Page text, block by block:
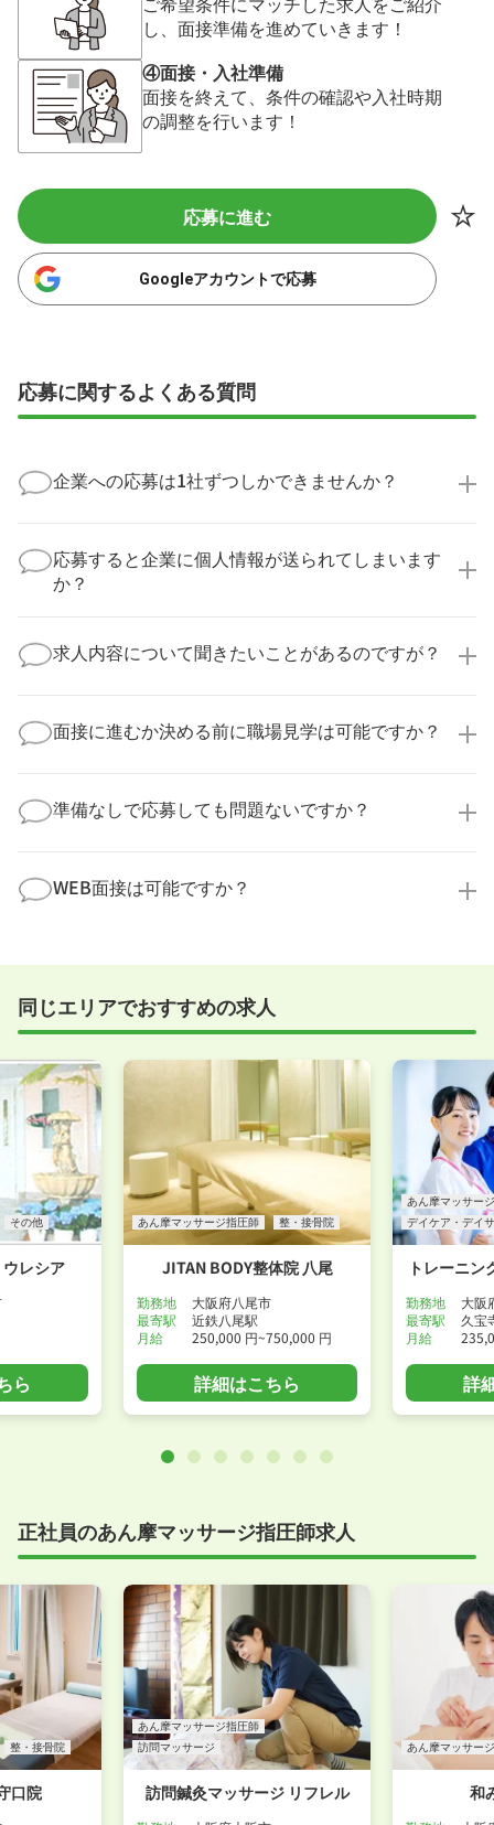
し、面接準備を進めていきます！
④面接・入社準備
面接を終えて、条件の確認や入社時期
の調整を行います！
応募に進む
Googleアカウントで応募
応募に関するよくある質問
企業への応募は1社ずつしかできませんか？
実際に医療キャリアナビを利用して転職に成功した方
の多くは、複数応募して自分に合った職場を選ばれて
います。
応募すると企業に個人情報が送られてしまいます
か？
業様に個人情報が送られることはありません！
より詳細な求人情報をご確認いただいた上で、転職希
求人内容について聞きたいことがあるのですが？
してお答えいたします。
勤務体制や職場の雰囲気、研修制度など、どんな小さ
す！
面接に進むか決める前に職場見学は可能ですか？
積極的に受け入れています。実際の職場環境や働く人
の様子を見ることで、より安心してご判断いただけま
ださい！
準備なしで応募しても問題ないですか？
まで、一からサポートいたします。「転職を考え始め
たばかり」「何から始めればいいか分からない」とい
WEB面接は可能ですか？
すめしていますが、企業様によってはWEB面接を導入
事前に確認することは可能ですので、お気軽にお申し
付けください！
同じエリアでおすすめの求人
その他
レシア
ら
あん摩マッサージ指圧師 整・接骨院
JITAN BODY整体院 八尾
勤務地
大阪府八尾市
最寄駅
近鉄八尾駅
月給
250,000 円~750,000 円
詳細はこちら
あん摩マッサー
デイケア・デイ
トレーニン
勤務地
大阪
最寄駅
久宝
月給
詳
正社員のあん摩マッサージ指圧師求人
整・接骨院
口院
あん摩マッサージ指圧師
訪問マッサージ
訪問鍼灸マッサージ リフレル
あん摩マッサー
和